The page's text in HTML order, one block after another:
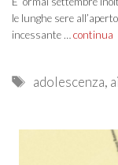
le lunghe sere
incessante … continua
Tags
adolescenza,